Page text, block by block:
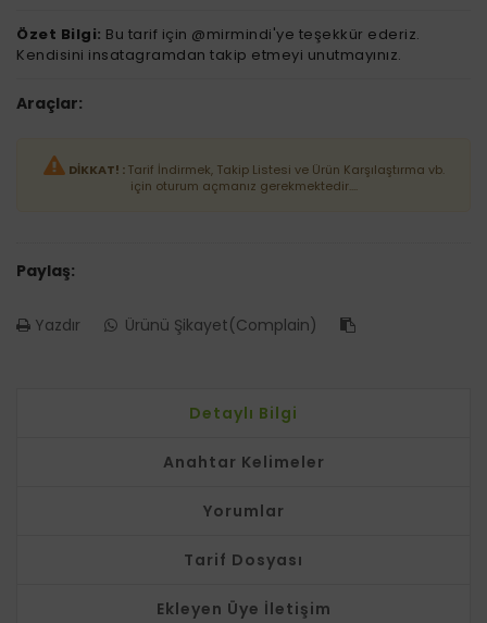
Özet Bilgi: Bu tarif için @mirmindi'ye teşekkür ederiz.
Kendisini insatagramdan takip etmeyi unutmayınız.
Araçlar:
DİKKAT! :Tarif İndirmek, Takip Listesi ve Ürün Karşılaştırma vb.
için oturum açmanız gerekmektedir....
Paylaş:
Yazdır Ürünü Şikayet(Complain)
Detaylı Bilgi
Anahtar Kelimeler
Yorumlar
Tarif Dosyası
Ekleyen Üye İletişim